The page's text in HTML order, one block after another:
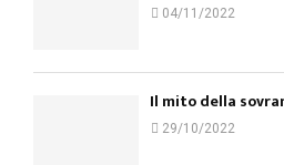
04/11/2022
Il mito della
29/10/2022